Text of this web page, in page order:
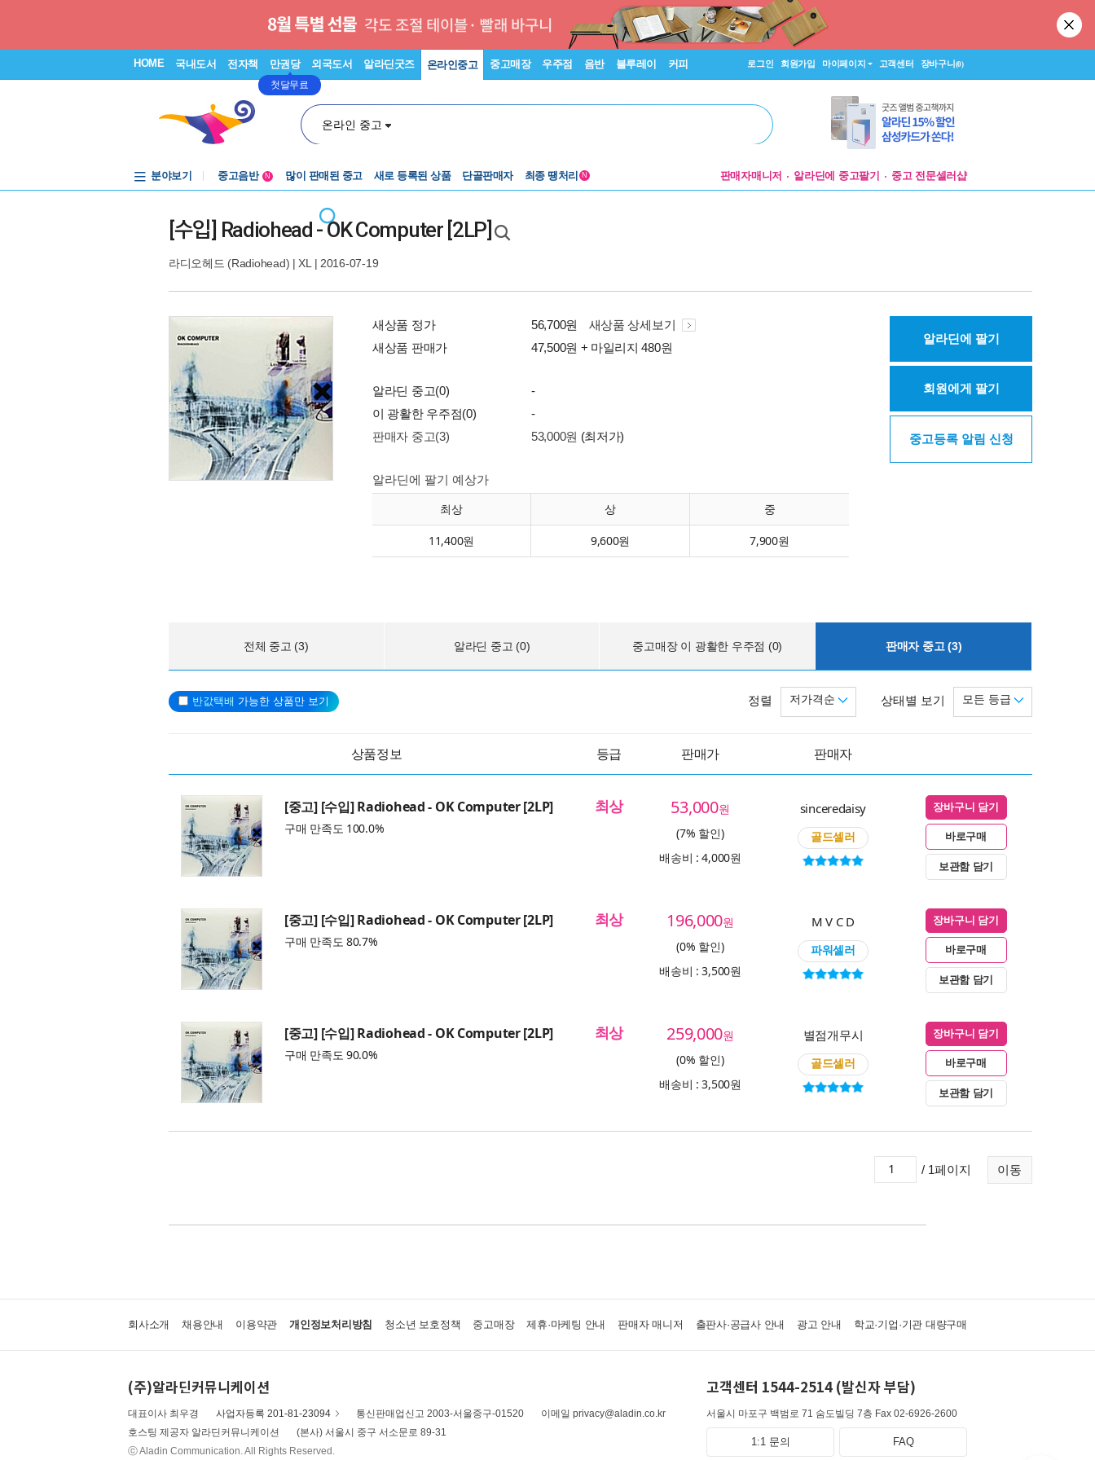
HOME 국내도서 전자책 만권당
첫달무료
외국도서 알라딘굿즈 온라인중고 중고매장 우주점 음반 블루레이 커피 로그인 회원가입 마이페이지 고객센터 장바구니(0)
온라인 중고
분야보기
중고음반
N 많이 판매된 중고 새로 등록된 상품 단골판매자 최종 땡처리 N 판매자매니저 알라딘에 중고팔기 중고 전문셀러샵
[수입] Radiohead - OK Computer [2LP]
라디오헤드 (Radiohead) | XL | 2016-07-19
새상품 정가 56,700원
새상품 상세보기
새상품 판매가
47,500원 + 마일리지 480원
알라딘 중고(0)
-
이 광활한 우주점(0)
-
판매자 중고(3)
53,000원 (최저가)
알라딘에 팔기 예상가
최상 상 중
11,400원 9,600원 7,900원
알라딘에 팔기
회원에게 팔기
중고등록 알림 신청
전체 중고 (3) 알라딘 중고 (0) 중고매장 이 광활한 우주점 (0) 판매자 중고 (3)
반값택배 가능한 상품만 보기 상태별 보기 모든 등급
정렬 저가격순
상품정보 등급 판매가 판매자
[중고] [수입] Radiohead - OK Computer [2LP]
구매 만족도 100.0%
최상 53,000원
(7% 할인)
배송비 : 4,000원
sinceredaisy
골드셀러
장바구니 담기
바로구매
보관함 담기
[중고] [수입] Radiohead - OK Computer [2LP]
구매 만족도 80.7%
최상 196,000원
(0% 할인)
배송비 : 3,500원
M V C D
파워셀러
장바구니 담기
바로구매
보관함 담기
[중고] [수입] Radiohead - OK Computer [2LP]
구매 만족도 90.0%
최상 259,000원
(0% 할인)
배송비 : 3,500원
별점개무시
골드셀러
장바구니 담기
바로구매
보관함 담기
이동
/ 1페이지
회사소개 채용안내 이용약관 개인정보처리방침 청소년 보호정책 중고매장 제휴·마케팅 안내 판매자 매니저 출판사·공급사 안내 광고 안내 학교·기업·기관 대량구매
(주)알라딘커뮤니케이션
대표이사 최우경 사업자등록 201-81-23094 통신판매업신고 2003-서울중구-01520
이메일 privacy@aladin.co.kr
호스팅 제공자 알라딘커뮤니케이션
(본사) 서울시 중구 서소문로 89-31
ⓒ Aladin Communication. All Rights Reserved.
고객센터 1544-2514 (발신자 부담)
서울시 마포구 백범로 71 숨도빌딩 7층 Fax 02-6926-2600
1:1 문의 FAQ